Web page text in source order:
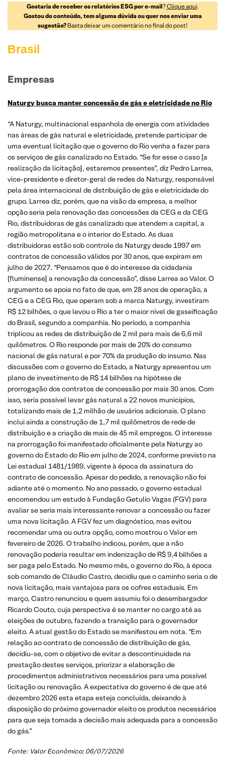
Gostaria de receber os relatórios ESG por e-mail?Clique aqui.
Gostou do conteúdo, tem alguma dúvida ou quer nos enviar uma
sugestão?Basta deixar um comentário no final do post!
Brasil
Empresas
Naturgy busca manter concessão de gás e eletricidade no Rio
“A Naturgy, multinacional espanhola de energia com atividades
nas áreas de gás natural e eletricidade, pretende participar de
uma eventual licitação que o governo do Rio venha a fazer para
os serviços de gás canalizado no Estado. “Se for esse o caso [a
realização da licitação], estaremos presentes”, diz Pedro Larrea,
vice-presidente e diretor-geral de redes da Naturgy, responsável
pela área internacional de distribuição de gás e eletricidade do
grupo. Larrea diz, porém, que na visão da empresa, a melhor
opção seria pela renovação das concessões da CEG e da CEG
Rio, distribuidoras de gás canalizado que atendem a capital, a
região metropolitana e o interior do Estado. As duas
distribuidoras estão sob controle da Naturgy desde 1997 em
contratos de concessão válidos por 30 anos, que expiram em
julho de 2027. “Pensamos que é do interesse da cidadania
[fluminense] a renovação da concessão”, disse Larrea ao Valor. O
argumento se apoia no fato de que, em 28 anos de operação, a
CEG e a CEG Rio, que operam sob a marca Naturgy, investiram
R$ 12 bilhões, o que levou o Rio a ter o maior nível de gaseificação
do Brasil, segundo a companhia. No período, a companhia
triplicou as redes de distribuição de 2 mil para mais de 6,6 mil
quilômetros. O Rio responde por mais de 20% do consumo
nacional de gás natural e por 70% da produção do insumo. Nas
discussões com o governo do Estado, a Naturgy apresentou um
plano de investimento de R$ 14 bilhões na hipótese de
prorrogação dos contratos de concessão por mais 30 anos. Com
isso, seria possível levar gás natural a 22 novos municípios,
totalizando mais de 1,2 milhão de usuários adicionais. O plano
inclui ainda a construção de 1,7 mil quilômetros de rede de
distribuição e a criação de mais de 45 mil empregos. O interesse
na prorrogação foi manifestado oficialmente pela Naturgy ao
governo do Estado do Rio em julho de 2024, conforme previsto na
Lei estadual 1481/1989, vigente à época da assinatura do
contrato de concessão. Apesar do pedido, a renovação não foi
adiante até o momento. No ano passado, o governo estadual
encomendou um estudo à Fundação Getulio Vagas (FGV) para
avaliar se seria mais interessante renovar a concessão ou fazer
uma nova licitação. A FGV fez um diagnóstico, mas evitou
recomendar uma ou outra opção, como mostrou o Valor em
fevereiro de 2026. O trabalho indicou, porém, que a não
renovação poderia resultar em indenização de R$ 9,4 bilhões a
ser paga pelo Estado. No mesmo mês, o governo do Rio, à época
sob comando de Cláudio Castro, decidiu que o caminho seria o de
nova licitação, mais vantajosa para os cofres estaduais. Em
março, Castro renunciou e quem assumiu foi o desembargador
Ricardo Couto, cuja perspectiva é se manter no cargo até as
eleições de outubro, fazendo a transição para o governador
eleito. A atual gestão do Estado se manifestou em nota. “Em
relação ao contrato de concessão de distribuição de gás,
decidiu-se, com o objetivo de evitar a descontinuidade na
prestação destes serviços, priorizar a elaboração de
procedimentos administrativos necessários para uma possível
licitação ou renovação. A expectativa do governo é de que até
dezembro 2026 esta etapa esteja concluída, deixando à
disposição do próximo governador eleito os produtos necessários
para que seja tomada a decisão mais adequada para a concessão
do gás.”
Fonte: Valor Econômico; 06/07/2026